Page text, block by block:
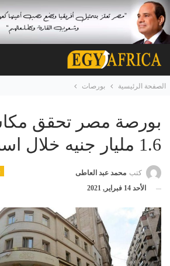
الصفحة الرئيسية بورصات
بورصة مصر تحقق
1.6 مليار جنيه خلال اسبوع
كتب محمد عبد العاطى
الأحد 14 فبراير, 2021